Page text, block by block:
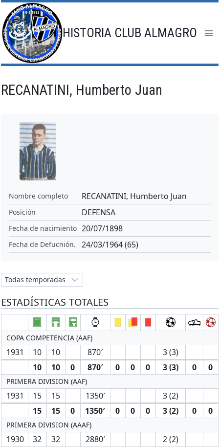
Saltar
al
contenido
HISTORIA CLUB ALMAGRO
RECANATINI, Humberto Juan
Nombre completo RECANATINI, Humberto Juan
Posición DEFENSA
Fecha de nacimiento 20/07/1898
Fecha de Defucnión. 24/03/1964 (65)
ESTADÍSTICAS TOTALES
COPA COMPETENCIA (AAF)
1931 10 10 870′
3 (3)
10
10 0 870′ 0 0 0 3 (3) 0 0
PRIMERA DIVISION (AAF)
1931 15 15 1350′
3 (2)
15
15 0 1350′ 0 0 0 3 (2) 0 0
PRIMERA DIVISION (AAAF)
1930 32 32 2880′
2 (2)